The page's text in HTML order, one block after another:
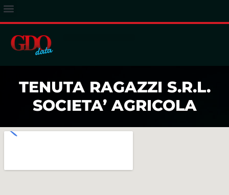
TENUTA RAGAZZI S.R.L.
SOCIETA’ AGRICOLA